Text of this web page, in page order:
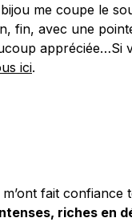
me coupe le
fin, avec une
ici.
fait confiance
riches en